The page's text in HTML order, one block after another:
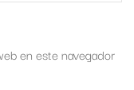
en este navegador